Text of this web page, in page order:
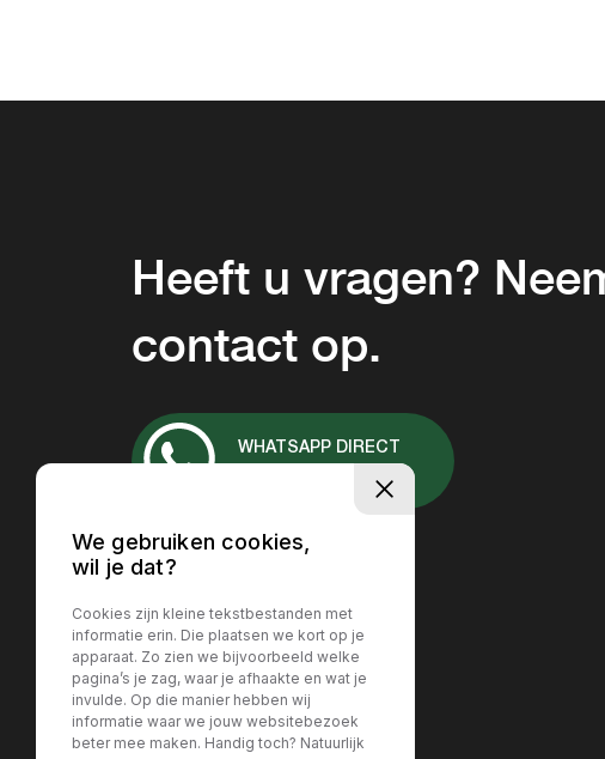
Heeft u vragen?
contact op.
WHATSAPP DIRECT
We gebruiken cookies,
wil je dat?
Cookies zijn kleine tekstbestanden met
informatie erin. Die plaatsen we kort op je
apparaat. Zo zien we bijvoorbeeld welke
pagina’s je zag, waar je afhaakte en wat je
invulde. Op die manier hebben wij
informatie waar we jouw websitebezoek
beter mee maken. Handig toch? Natuurlijk